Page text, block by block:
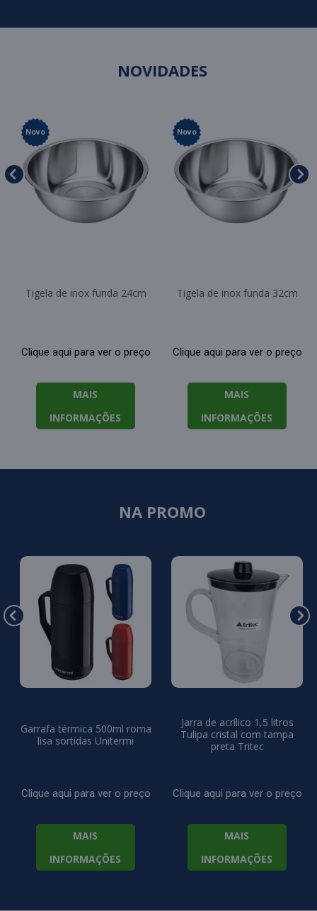
NOVIDADES
Novo
Tigela de inox funda 24cm
Clique aqui para ver o preço
MAIS
INFORMAÇÕES
Novo
Tigela de inox funda 32cm
Clique aqui para ver o preço
MAIS
INFORMAÇÕES
NA PROMO
Garrafa térmica 500ml roma
lisa sortidas Unitermi
Clique aqui para ver o preço
MAIS
INFORMAÇÕES
Jarra de acrílico 1,5 litros
Tulipa cristal com tampa
preta Tritec
Clique aqui para ver o preço
MAIS
INFORMAÇÕES